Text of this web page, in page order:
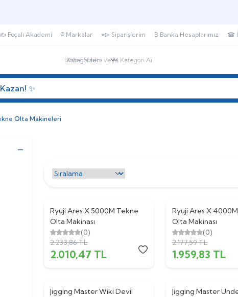
✍ Foçalı Akademi ®️ Markalar ⌯⌲ Siparişlerim ₿ Banka Hesaplarımız ☎
✨
Olta Makineleri
%10
Ryuji Ares X 5000M Tekne
Olta Makinası
(0)
2.233,86TL
2.010,47 TL
%10
Ryuji Ares X
Olta Makinası
(0)
2.177,59TL
1.959,83 TL
Jigging Master Wiki Devil
Jigging Master